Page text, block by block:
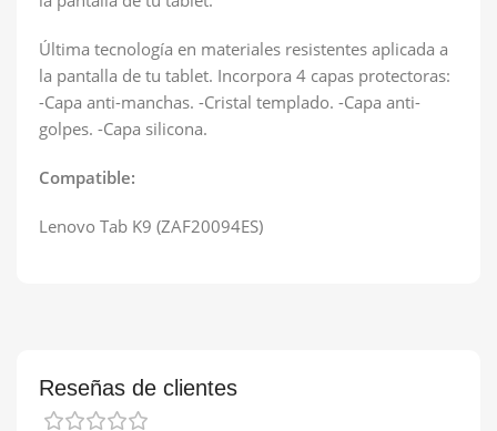
Última tecnología en materiales resistentes aplicada a
la pantalla de tu tablet. Incorpora 4 capas protectoras:
-Capa anti-manchas. -Cristal templado. -Capa anti-
golpes. -Capa silicona.
Compatible:
Lenovo Tab K9 (ZAF20094ES)
Reseñas de clientes